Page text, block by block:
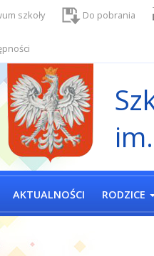
szkoły Do pobrania
AKTUALNOŚCI RODZICE